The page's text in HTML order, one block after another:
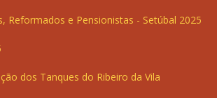
Reformados e Pensionistas - Setúbal 2025
dos Tanques do Ribeiro da Vila